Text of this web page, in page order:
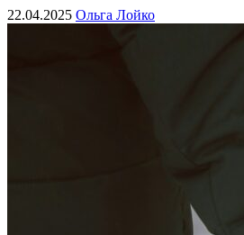
22.04.2025 Ольга Лойко